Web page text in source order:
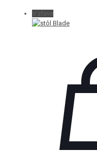
V zľave